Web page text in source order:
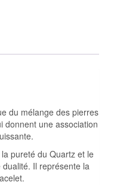
du mélange des pierres
donnent une association
pureté du Quartz et le
Il représente la